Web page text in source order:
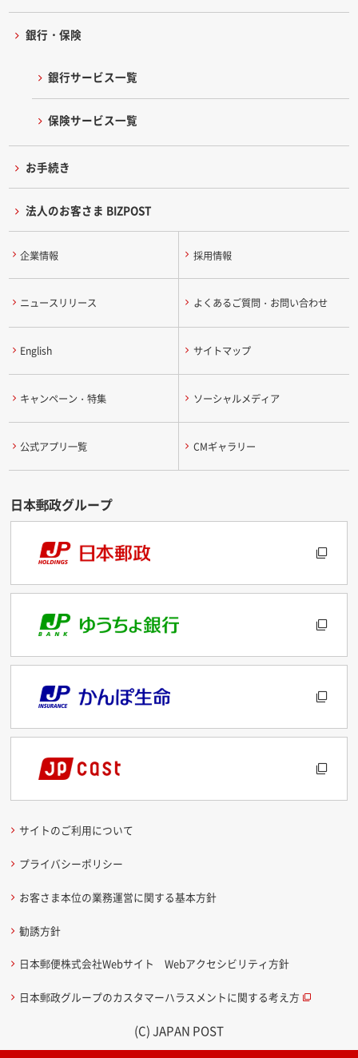
銀行・保険
銀行サービス一覧
保険サービス一覧
お手続き
法人のお客さま BIZPOST
企業情報 採用情報
ニュースリリース よくあるご質問・お問い合わせ
English サイトマップ
キャンペーン・特集 ソーシャルメディア
公式アプリ一覧 CMギャラリー
サイトのご利用について
プライバシーポリシー
お客さま本位の業務運営に関する基本方針
勧誘方針
日本郵便株式会社Webサイト Webアクセシビリティ方針
日本郵政グループのカスタマーハラスメントに関する考え方
(C) JAPAN POST